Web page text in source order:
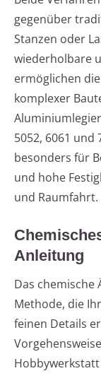
gegenüber
Stanzen oder
wiederholbare
ermöglichen
komplexer
5052, 6061 und
besonders für
und hohe
und Raumfahrt.
Anleitung
Das chemische
Methode, die
feinen Details